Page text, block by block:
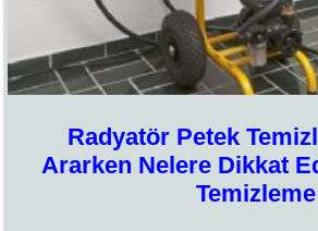
Radyatör Petek
Ararken Nelere Dikkat
Temizleme